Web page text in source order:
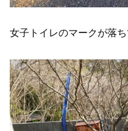
女子トイレのマークが落ち